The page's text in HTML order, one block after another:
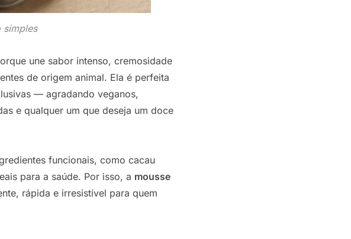
simples
une sabor intenso, cremosidade
de origem animal. Ela é perfeita
— agradando veganos,
e qualquer um que deseja um doce
funcionais, como cacau
para a saúde. Por isso, a mousse
rápida e irresistível para quem